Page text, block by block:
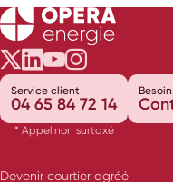
Opéra Énergie
Opéra
Opéra
Opéra
Service client
04 65 84 72 14
* Appel non surtaxé
Devenir courtier agréé